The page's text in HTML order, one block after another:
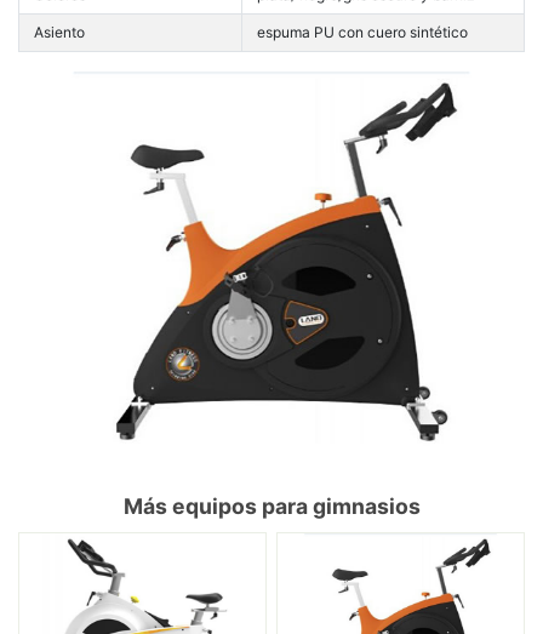
Asiento espuma PU con cuero sintético
Más equipos para gimnasios